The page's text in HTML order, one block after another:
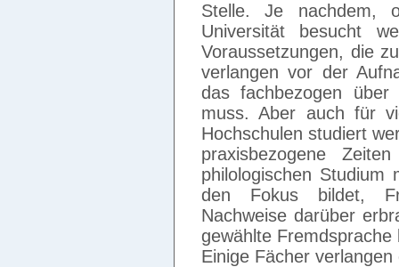
Stelle. Je nachdem,
Universität besucht
Voraussetzungen, die
verlangen vor der
das fachbezogen über
muss. Aber auch für
Hochschulen studiert
praxisbezogene
philologischen Studium
den Fokus bildet,
Nachweise darüber
gewählte
Einige Fächer